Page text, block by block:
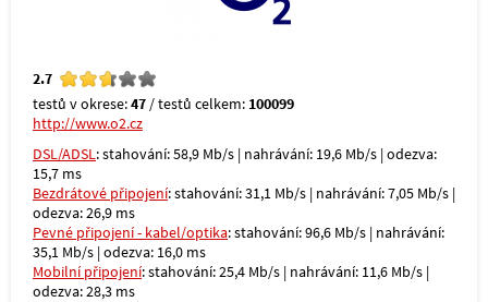
2.7
testů v okrese:47 / testů celkem: 100099
http://www.o2.cz
DSL/ADSL: stahování: 58,9 Mb/s | nahrávání: 19,6 Mb/s | odezva:
15,7 ms
Bezdrátové připojení: stahování: 31,1 Mb/s | nahrávání: 7,05 Mb/s |
odezva: 26,9 ms
Pevné připojení - kabel/optika: stahování: 96,6 Mb/s | nahrávání:
35,1 Mb/s | odezva: 16,0 ms
Mobilní připojení: stahování: 25,4 Mb/s | nahrávání: 11,6 Mb/s |
odezva: 28,3 ms